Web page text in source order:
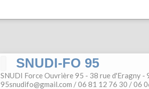
SNUDI-FO 95
SNUDI Force Ouvrière 95 - 38 rue d'Eragny
95snudifo@gmail.com / 06 81 12 76 30 / 06